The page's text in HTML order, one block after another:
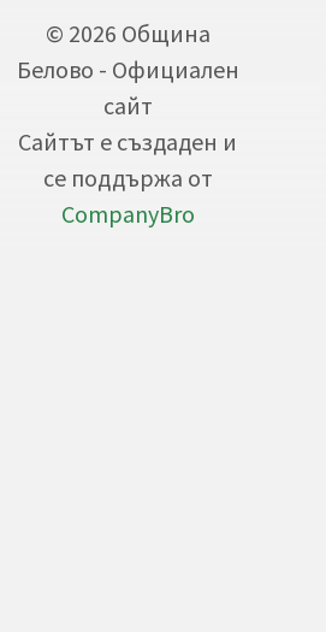
© 2026 Община
Белово - Официален
сайт
Сайтът е създаден и
се поддържа от
CompanyBro